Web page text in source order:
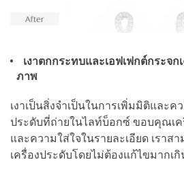
เงาตกกระทบและเอฟเฟกต์กระจก
ภาพ
เงาเป็นสิ่งจำเป็นในการเพิ่มมิติและ
ประดับที่ถ่ายในไลท์บ็อกซ์ ขอบคุณเ
และความใส่ใจในรายละเอียด เราส
เครื่องประดับโดยไม่ต้องแก้ไขมากเ